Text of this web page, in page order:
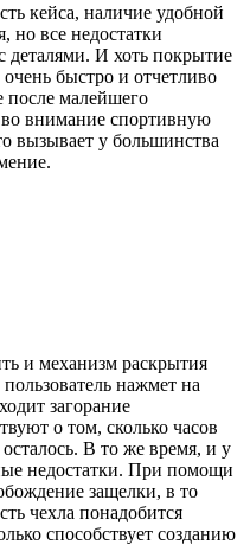
кейса, наличие удобной
но все недостатки
деталями. И хоть покрытие
быстро и отчетливо
после малейшего
внимание спортивную
вызывает у большинства
и механизм раскрытия
нажмет на
загорание
о том, сколько часов
В то же время, и у
недостатки. При помощи
защелки, в то
чехла понадобится
способствует созданию